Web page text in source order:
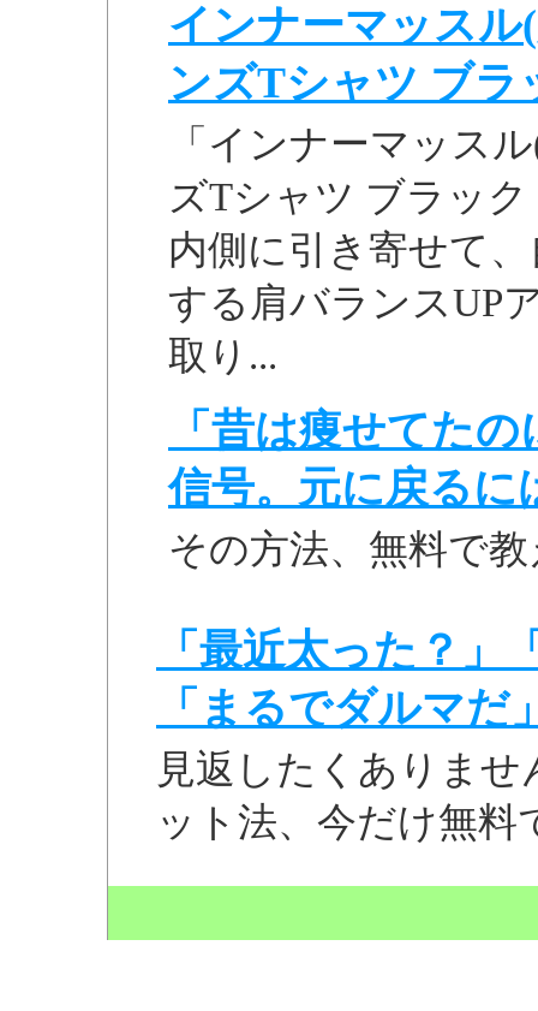
インナーマッス
ンズTシャツ ブラ
「インナーマッス
ズTシャツ ブラッ
内側に引き寄せて
する肩バランスUP
取り...
「昔は痩せてた
信号。元に戻るに
その方法、無料で
「最近太った？
「まるでダルマだ
見返したくありま
ット法、今だけ無料